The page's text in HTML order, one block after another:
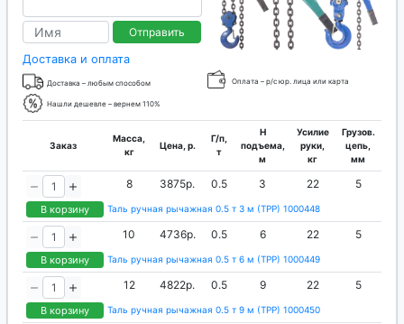
Отправить
Доставка и оплата
Доставка – любым способом Оплата – р/с юр. лица или карта
Нашли дешевле – вернем 110%
Заказ
Масса,
кг
Цена, р.
Г/п,
т
H
подъема,
м
Усилие
руки,
кг
Грузов.
цепь,
мм
В корзину
8 3875р. 0.5 3 22 5
Таль ручная рычажная 0.5 т 3 м (ТРР) 1000448
В корзину
10 4736р. 0.5 6 22 5
Таль ручная рычажная 0.5 т 6 м (ТРР) 1000449
В корзину
12 4822р. 0.5 9 22 5
Таль ручная рычажная 0.5 т 9 м (ТРР) 1000450